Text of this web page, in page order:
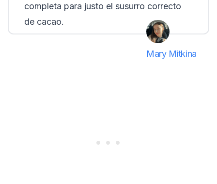
completa para justo el susurro correcto
de cacao.
Mary Mitkina